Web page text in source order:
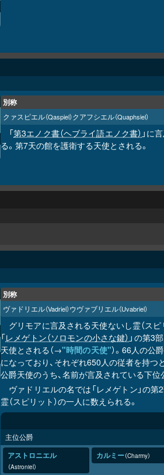
別称
クァスピエル（Qaspiel）クアフシエル（Quaphsiel）
「第3エノク書（ヘブライ語エノク書） 」に
る。第7天の館を護衛する天使とされる。
別称
ヴァドリエル（Vadriel）ウヴァブリエル（Uvabriel）
グリモアに言及される天使ないし霊（スピリ
「レメゲトン（ソロモンの小さな鍵） 」の第3部
天使とされる（→"時間の天使"）。66人の公
になっており、それぞれ650人の従者を持つ
公爵天使のうち、名前が言及されている下
ヴァドリエルの名では「レメゲトン」の第2
霊（スピリット）の一人に数えられる。
主位公爵
アストロニエル
Astroniel
カルミー Charmy